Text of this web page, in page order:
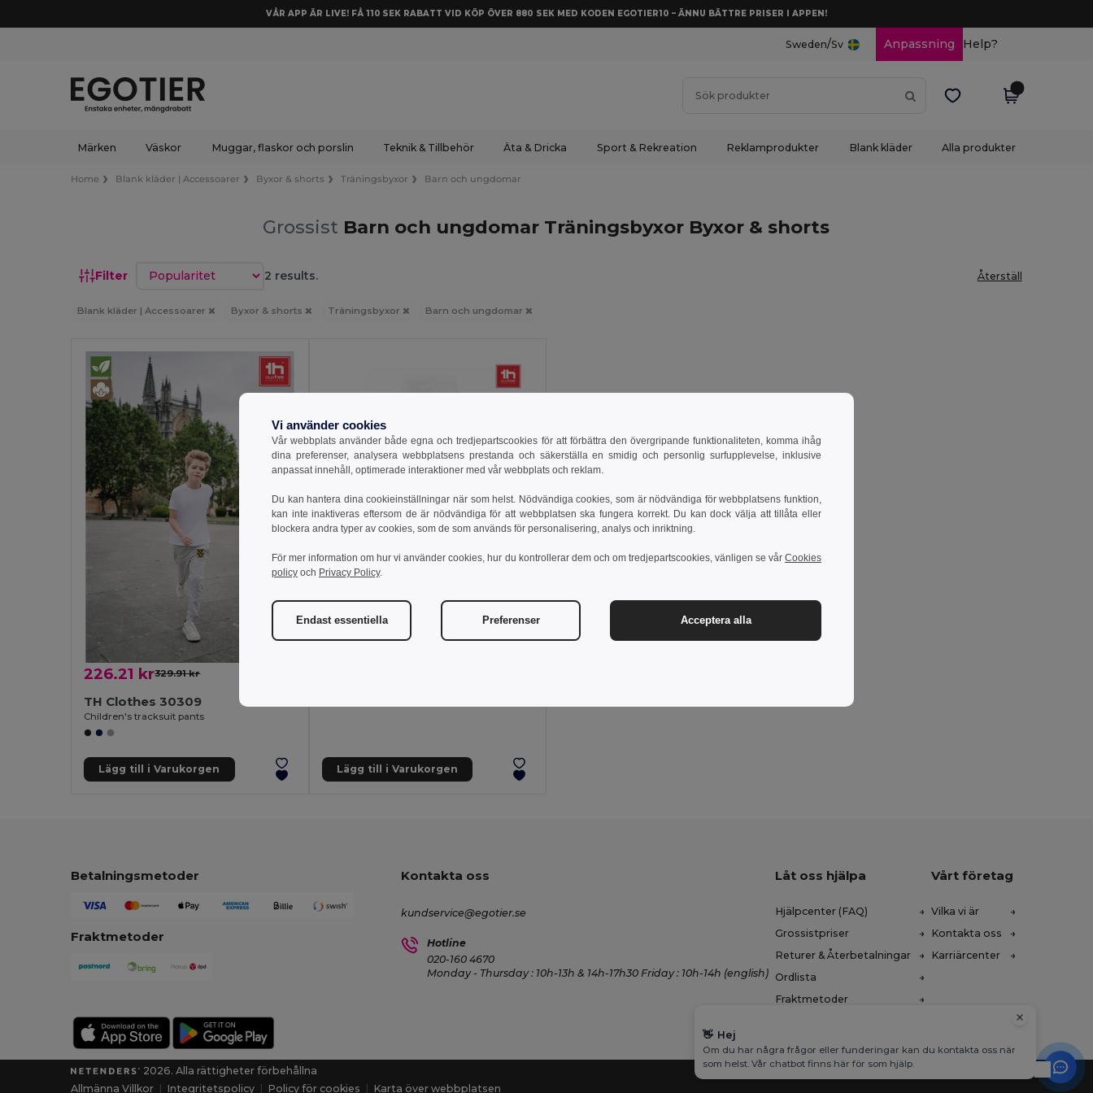
VÅR APP ÄR LIVE! FÅ 110 SEK RABATT VID KÖP ÖVER 880 SEK MED KODEN EGOTIER10 – ÄNNU BÄTTRE PRISER I APPEN!
Sweden/Sv Anpassning Help?
Märken Väskor Muggar, flaskor och porslin Teknik & Tillbehör Äta & Dricka Sport & Rekreation Reklamprodukter Blank kläder Alla produkter
Home Blank kläder | Accessoarer Byxor & shorts Träningsbyxor Barn och ungdomar
Grossist Barn och ungdomar Träningsbyxor Byxor & shorts
Filter Sortera efter 2 results. Återställ
Blank kläder | Accessoarer Byxor & shorts Träningsbyxor Barn och ungdomar
226.21 kr329.91 kr
TH Clothes 30309
Children's tracksuit pants
Lägg till i Varukorgen
226.21 kr
TH Clothes 30310
Children's tracksuit pants
Lägg till i Varukorgen
Betalningsmetoder
Fraktmetoder
Kontakta oss
kundservice@egotier.se
Hotline
020-160 4670
Monday - Thursday : 10h-13h & 14h-17h30 Friday : 10h-14h (english)
Låt oss hjälpa
Hjälpcenter (FAQ)
Grossistpriser
Returer & Återbetalningar
Ordlista
Fraktmetoder
Vårt företag
Vilka vi är
Kontakta oss
Karriärcenter
2026. Alla rättigheter förbehållna
Allmänna Villkor
Integritetspolicy Policy för cookies Karta över webbplatsen
Vi använder cookies
Vår webbplats använder både egna och tredjepartscookies för att förbättra den övergripande funktionaliteten, komma ihåg
dina preferenser, analysera webbplatsens prestanda och säkerställa en smidig och personlig surfupplevelse, inklusive
anpassat innehåll, optimerade interaktioner med vår webbplats och reklam.
Du kan hantera dina cookieinställningar när som helst. Nödvändiga cookies, som är nödvändiga för webbplatsens funktion,
kan inte inaktiveras eftersom de är nödvändiga för att webbplatsen ska fungera korrekt. Du kan dock välja att tillåta eller
blockera andra typer av cookies, som de som används för personalisering, analys och inriktning.
För mer information om hur vi använder cookies, hur du kontrollerar dem och om tredjepartscookies, vänligen se vår Cookies
policy och Privacy Policy.
Endast essentiella Preferenser Acceptera alla
👋 Hej
Om du har några frågor eller funderingar kan du kontakta oss när
som helst. Vår chatbot finns här för som hjälp.